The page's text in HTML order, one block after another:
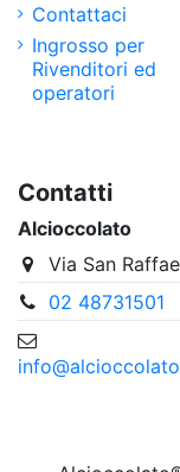
Contattaci
Ingrosso per
Rivenditori ed
operatori
Contatti
Alcioccolato
Via San
02 48731501